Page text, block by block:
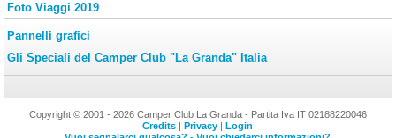
Foto Viaggi 2019
Pannelli grafici
Gli Speciali del Camper Club "La Granda" Italia
Copyright © 2001 - 2026 Camper Club La Granda - Partita Iva IT 02188220046
Credits
Privacy
Login